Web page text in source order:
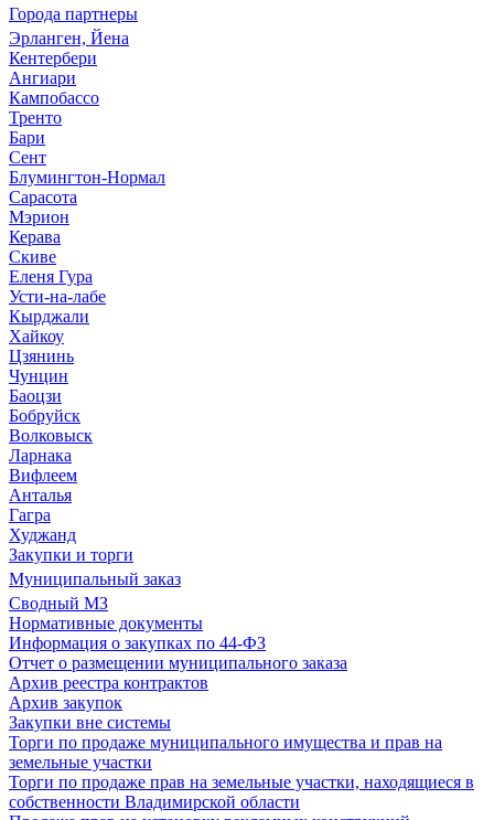
Города партнеры
Эрланген, Йена
Кентербери
Ангиари
Кампобассо
Тренто
Бари
Сент
Блумингтон-Нормал
Сарасота
Мэрион
Керава
Скиве
Еленя Гура
Усти-на-лабе
Кырджали
Хайкоу
Цзянинь
Чунцин
Баоцзи
Бобруйск
Волковыск
Ларнака
Вифлеем
Анталья
Гагра
Худжанд
Закупки и торги
Муниципальный заказ
Сводный МЗ
Нормативные документы
Информация о закупках по 44-ФЗ
Отчет о размещении муниципального заказа
Архив реестра контрактов
Архив закупок
Закупки вне системы
Торги по продаже муниципального имущества и прав на
земельные участки
Торги по продаже прав на земельные участки, находящиеся в
собственности Владимирской области